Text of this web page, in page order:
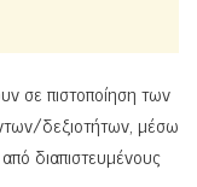
σε πιστοποίηση των
δεξιοτήτων, μέσω
διαπιστευμένους